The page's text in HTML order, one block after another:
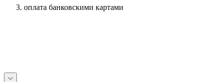
оплата банковскими картами